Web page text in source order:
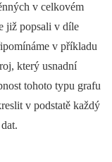
v celkovém
již popsali v díle
v příkladu
který usnadní
tohoto typu grafu
v podstatě každý